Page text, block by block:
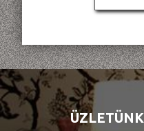
ÜZLETÜNK